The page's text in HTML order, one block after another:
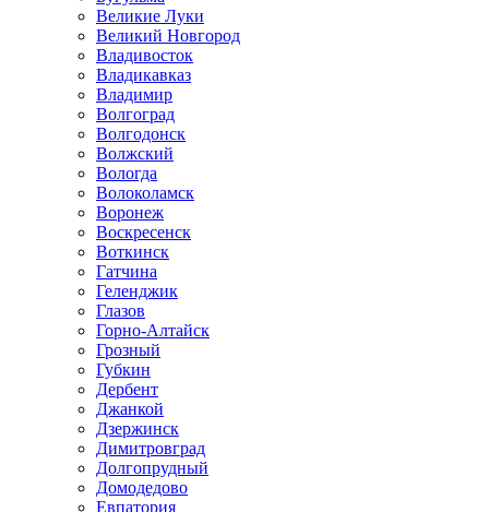
Великие Луки
Великий Новгород
Владивосток
Владикавказ
Владимир
Волгоград
Волгодонск
Волжский
Вологда
Волоколамск
Воронеж
Воскресенск
Воткинск
Гатчина
Геленджик
Глазов
Горно-Алтайск
Грозный
Губкин
Дербент
Джанкой
Дзержинск
Димитровград
Долгопрудный
Домодедово
Евпатория